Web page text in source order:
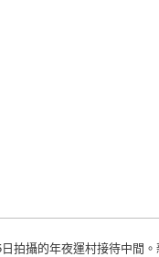
拍攝的年夜運村接待中間